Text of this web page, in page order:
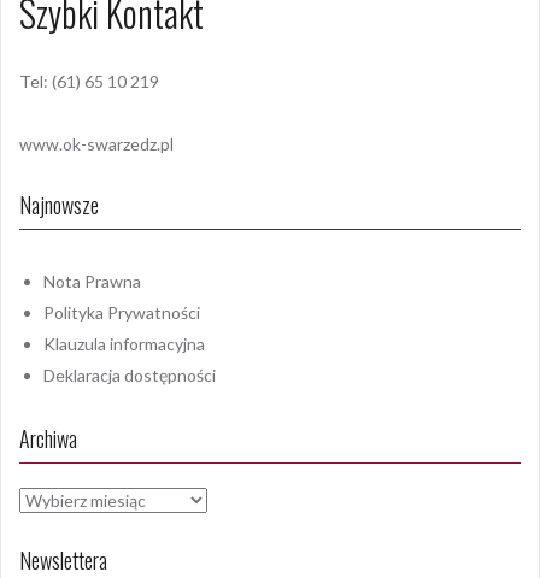
Szybki Kontakt
Tel: (61) 65 10 219
www.ok-swarzedz.pl
Najnowsze
Nota Prawna
Polityka Prywatności
Klauzula informacyjna
Deklaracja dostępności
Archiwa
Archiwa
Newslettera